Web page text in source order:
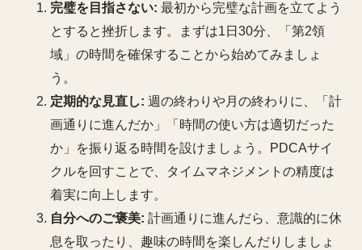
完璧を目指さない: 最初から完璧な計画を立てよう
とすると挫折します。まずは1日30分、「第2領
域」の時間を確保することから始めてみましょ
う。
定期的な見直し: 週の終わりや月の終わりに、「計
画通りに進んだか」「時間の使い方は適切だった
か」を振り返る時間を設けましょう。PDCAサイ
クルを回すことで、タイムマネジメントの精度は
着実に向上します。
自分へのご褒美: 計画通りに進んだら、意識的に休
息を取ったり、趣味の時間を楽しんだりしましょ